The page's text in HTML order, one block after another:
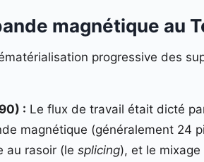
magnétique au
progressive des
: Le flux de travail était dicté
magnétique (généralement 24
au rasoir (le splicing), et le mixage